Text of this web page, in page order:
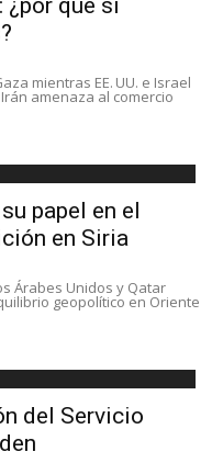
¿por qué sí
mientras EE. UU. e Israel
amenaza al comercio
papel en el
en Siria
Árabes Unidos y Qatar
geopolítico en Oriente
del Servicio